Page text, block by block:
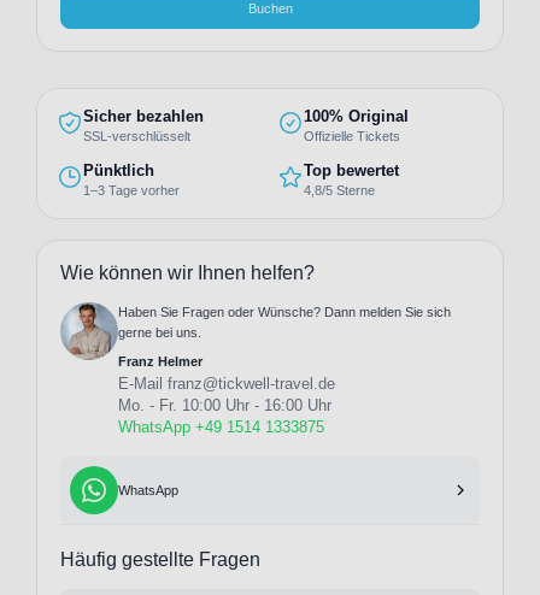
Buchen
Sicher bezahlen
SSL-verschlüsselt
100% Original
Offizielle Tickets
Pünktlich
1–3 Tage vorher
Top bewertet
4,8/5 Sterne
Wie können wir Ihnen helfen?
Haben Sie Fragen oder Wünsche? Dann melden Sie sich
gerne bei uns.
Franz Helmer
E-Mail franz@tickwell-travel.de
Mo. - Fr. 10:00 Uhr - 16:00 Uhr
WhatsApp +49 1514 1333875
WhatsApp
Häufig gestellte Fragen